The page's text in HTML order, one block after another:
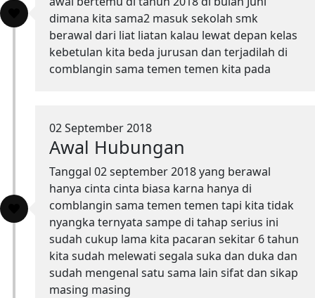
dimana kita sama2 masuk sekolah smk
berawal dari liat liatan kalau lewat depan kelas
kebetulan kita beda jurusan dan terjadilah di
comblangin sama temen temen kita pada
02 September 2018
Awal Hubungan
Tanggal 02 september 2018 yang berawal
hanya cinta cinta biasa karna hanya di
comblangin sama temen temen tapi kita tidak
nyangka ternyata sampe di tahap serius ini
sudah cukup lama kita pacaran sekitar 6 tahun
kita sudah melewati segala suka dan duka dan
sudah mengenal satu sama lain sifat dan sikap
masing masing